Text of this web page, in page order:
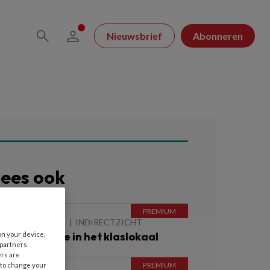
Nieuwsbrief Abonneren
ook
INDIRECTZICHT
in het klaslokaal
your device.
are
change your